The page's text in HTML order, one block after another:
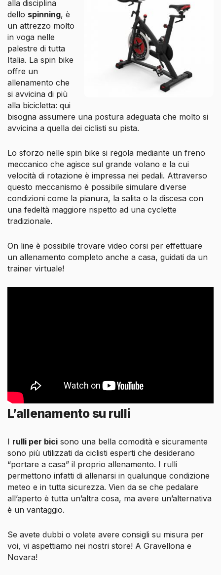
alla disciplina
dello spinning, è
un attrezzo molto
in voga nelle
palestre di tutta
Italia. La spin bike
offre un
allenamento che
si avvicina di più
alla bicicletta: qui
bisogna assumere una postura adeguata che molto si
avvicina a quella dei ciclisti su pista.
Lo sforzo nelle spin bike si regola mediante un freno
meccanico che agisce sul grande volano e la cui
velocità di rotazione è impressa nei pedali. Attraverso
questo meccanismo è possibile simulare diverse
condizioni come la pianura, la salita o la discesa con
una fedeltà maggiore rispetto ad una cyclette
tradizionale.
On line è possibile trovare video corsi per effettuare
un allenamento completo anche a casa, guidati da un
trainer virtuale!
L’allenamento su rulli
I rulli per bici sono una bella comodità e sicuramente
sono più utilizzati da ciclisti esperti che desiderano
“portare a casa” il proprio allenamento. I rulli
permettono infatti di allenarsi in qualunque condizione
meteo e in tutta sicurezza. Vien da se che pedalare
all’aperto è tutta un’altra cosa, ma avere un’alternativa
è un vantaggio.
Se avete dubbi o volete avere consigli su misura per
voi, vi aspettiamo nei nostri store! A Gravellona e
Novara!